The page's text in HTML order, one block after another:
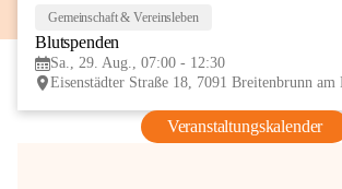
Gemeinschaft & Vereinsleben
Blutspenden
Sa., 29. Aug., 07:00 - 12:30
Veranstaltungskalender